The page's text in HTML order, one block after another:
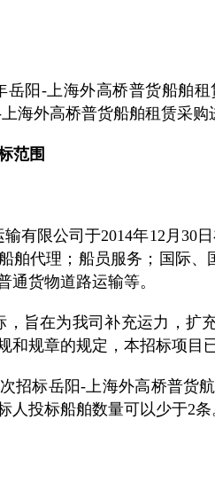
岳阳-上海外高桥普货船舶
海外高桥普货船舶租赁采购
范围
有限公司于2014年12月30
舶代理；船员服务；国际
通货物道路运输等。
，旨在为我司补充运力，扩
和规章的规定，本招标项目
招标岳阳-上海外高桥普货
人投标船舶数量可以少于2条